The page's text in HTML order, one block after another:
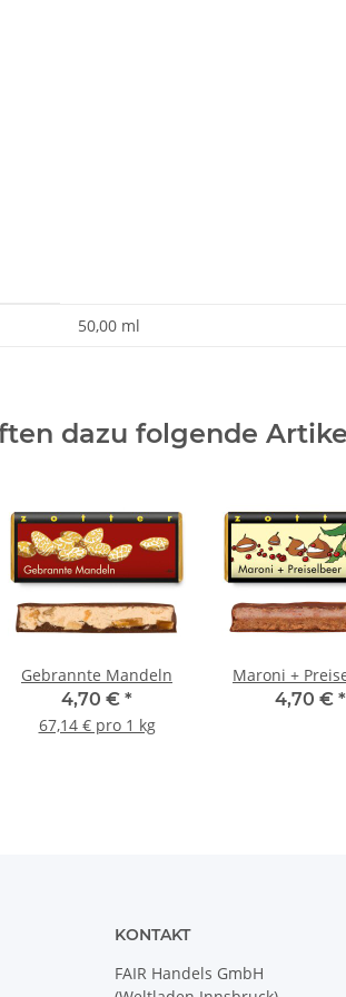
50,00 ml
dazu folgende
Gebrannte Mandeln
4,70 € *
67,14 € pro 1 kg
Maroni +
4,70 € *
KONTAKT
FAIR Handels GmbH